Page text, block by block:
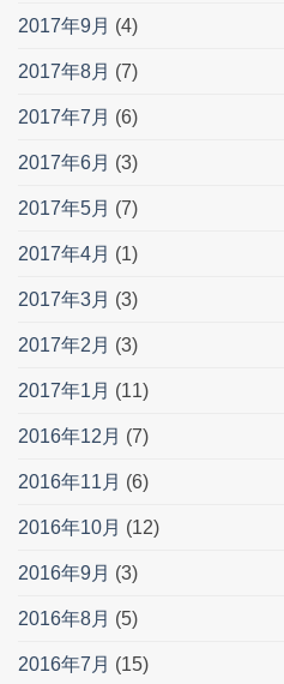
2017年9月 (4)
2017年8月 (7)
2017年7月 (6)
2017年6月 (3)
2017年5月 (7)
2017年4月 (1)
2017年3月 (3)
2017年2月 (3)
2017年1月 (11)
2016年12月 (7)
2016年11月 (6)
2016年10月 (12)
2016年9月 (3)
2016年8月 (5)
2016年7月 (15)